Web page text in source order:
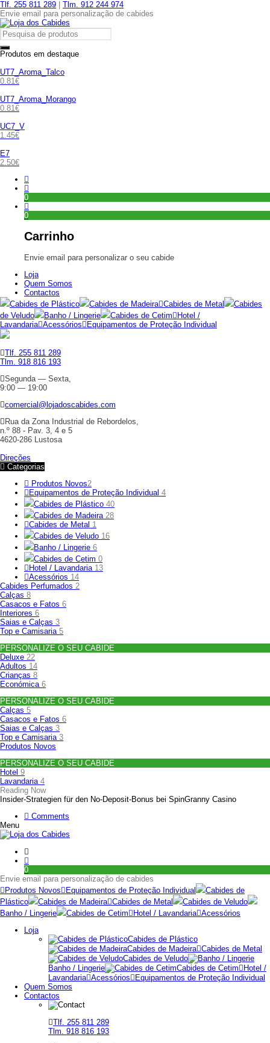
Tlf. 255 811 289
Tlm. 912 244 974
Envie email para personalização de cabides
Produtos em destaque
UT7_Aroma_Talco
0.81€
UT7_Aroma_Morango
0.81€
UC7_V
1.45€
E7
2.50€
0
0
Carrinho
Envie email para personalizar o seu cabide
Loja
Quem Somos
Contactos
Cabides de Plástico
Cabides de Madeira Cabides de Metal
Cabides
de Veludo
Banho / Lingerie Cabides de Cetim
Hotel /
Lavandaria Acessórios Equipamentos de Proteção Individual
Tlf. 255 811 289
Tlm. 918 816 193
Segunda — Sexta,
9:00 — 19:00
comercial@lojadoscabides.com
Rua da Zona Industrial de Rebordelos,
n.º 88 - Pav. 3, 4 e 5
4620-286 Lustosa
Direções
Categorias
Produtos Novos2
Equipamentos de Proteção Individual 4
Cabides de Plástico 40
Cabides de Madeira 28
Cabides de Metal 1
Cabides de Veludo 16
Banho / Lingerie 6
Cabides de Cetim 0
Hotel / Lavandaria 13
Acessórios 14
Cabides Perfumados 2
Calças 8
Casacos e Fatos 6
Interiores 6
Saias e Calças 3
Top e Camisaria 5
PERSONALIZE O SEU CABIDE
Deluxe 22
Adultos 14
Crianças 8
Económica 6
PERSONALIZE O SEU CABIDE
Calças 5
Casacos e Fatos 6
Saias e Calças 3
Top e Camisaria 3
Produtos Novos
PERSONALIZE O SEU CABIDE
Hotel 9
Lavandaria 4
Reading Now
Insider‑Strategien für den No‑Deposit‑Bonus bei SpinGranny Casino
Comments
Menu
0
Envie email para personalização de cabides
Produtos Novos
Equipamentos de Proteção Individual
Cabides de
Plástico
Cabides de Madeira Cabides de Metal
Cabides de Veludo
Banho / Lingerie
Cabides de Cetim Hotel / Lavandaria Acessórios
Loja
Cabides de Plástico
Cabides de Madeira Cabides de Metal
Cabides de Veludo
Banho / Lingerie
Cabides de Cetim
Hotel /
Lavandaria Acessórios
Equipamentos de Proteção Individual
Quem Somos
Contactos
Tlf. 255 811 289
Tlm. 918 816 193